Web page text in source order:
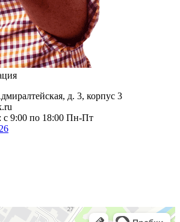
д. 3, корпус 3
с 9:00 по 18:00 Пн-Пт